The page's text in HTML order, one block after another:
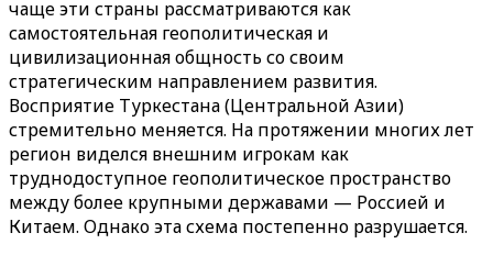
чаще эти страны рассматриваются как
самостоятельная геополитическая и
цивилизационная общность со своим
стратегическим направлением развития.
Восприятие Туркестана (Центральной Азии)
стремительно меняется. На протяжении многих лет
регион виделся внешним игрокам как
труднодоступное геополитическое пространство
между более крупными державами — Россией и
Китаем. Однако эта схема постепенно разрушается.